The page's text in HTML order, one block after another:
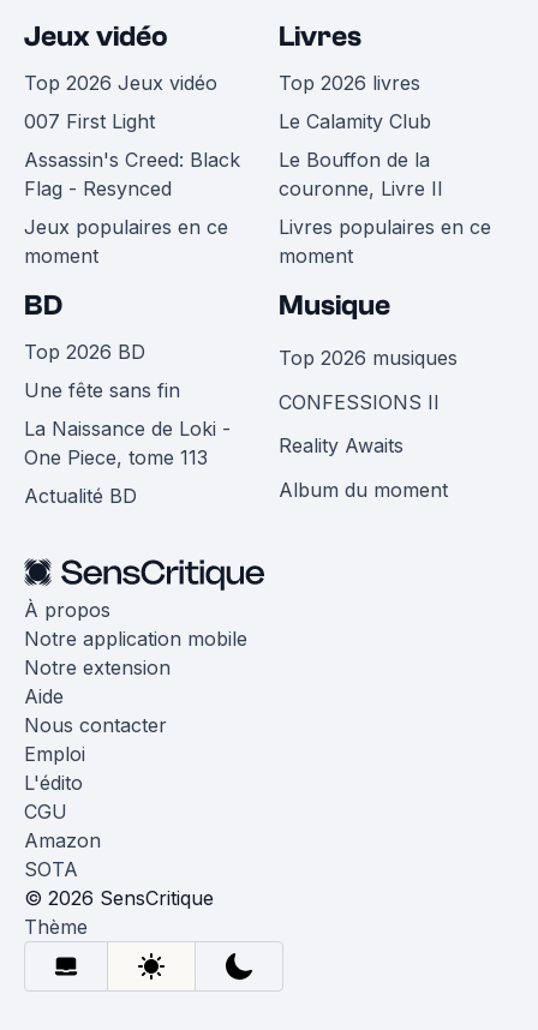
Jeux vidéo
Top 2026 Jeux vidéo
007 First Light
Assassin's Creed: Black
Flag - Resynced
Jeux populaires en ce
moment
Livres
Top 2026 livres
Le Calamity Club
Le Bouffon de la
couronne, Livre II
Livres populaires en ce
moment
BD
Top 2026 BD
Une fête sans fin
La Naissance de Loki -
One Piece, tome 113
Actualité BD
Musique
Top 2026 musiques
CONFESSIONS II
Reality Awaits
Album du moment
À propos
Notre application mobile
Notre extension
Aide
Nous contacter
Emploi
L'édito
CGU
Amazon
SOTA
© 2026 SensCritique
Thème